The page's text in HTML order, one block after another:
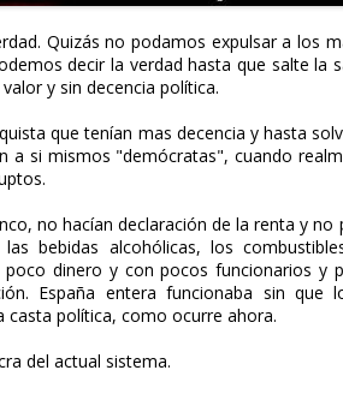
Quizás no podamos expulsar a los
decir la verdad hasta que salte la
y sin decencia política.
que tenían mas decencia y hasta
a si mismos "demócratas", cuando
no hacían declaración de la renta y
bebidas alcohólicas, los
dinero y con pocos funcionarios y
España entera funcionaba sin que
casta política, como ocurre ahora.
del actual sistema.